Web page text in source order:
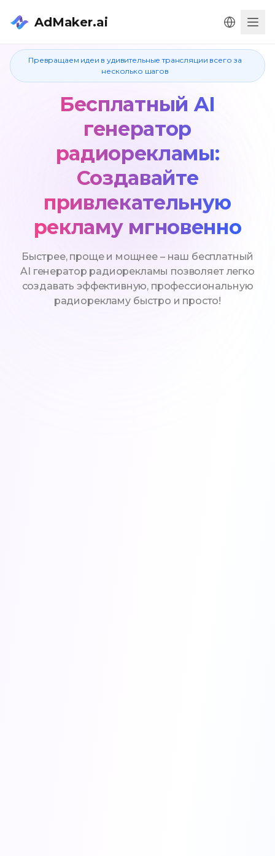
AdMaker.ai
Превращаем идеи в удивительные трансляции всего за
несколько шагов
Бесплатный AI
генератор
радиорекламы:
Создавайте
привлекательную
рекламу мгновенно
Быстрее, проще и мощнее – наш бесплатный
AI генератор радиорекламы позволяет легко
создавать эффективную, профессиональную
радиорекламу быстро и просто!